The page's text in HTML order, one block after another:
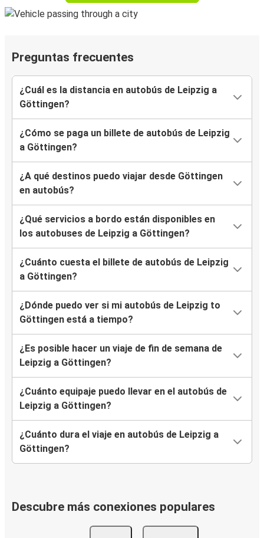
Preguntas frecuentes
¿Cuál es la distancia en autobús de Leipzig a
Göttingen?
¿Cómo se paga un billete de autobús de Leipzig
a Göttingen?
¿A qué destinos puedo viajar desde Göttingen
en autobús?
¿Qué servicios a bordo están disponibles en
los autobuses de Leipzig a Göttingen?
¿Cuánto cuesta el billete de autobús de Leipzig
a Göttingen?
¿Dónde puedo ver si mi autobús de Leipzig to
Göttingen está a tiempo?
¿Es posible hacer un viaje de fin de semana de
Leipzig a Göttingen?
¿Cuánto equipaje puedo llevar en el autobús de
Leipzig a Göttingen?
¿Cuánto dura el viaje en autobús de Leipzig a
Göttingen?
Descubre más conexiones populares